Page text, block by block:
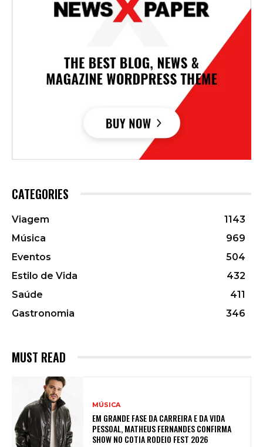
CATEGORIES
Viagem
1143
Música
969
Eventos
504
Estilo de Vida
432
Saúde
411
Gastronomia
346
MUST READ
MÚSICA
EM GRANDE FASE DA CARREIRA E DA VIDA
PESSOAL, MATHEUS FERNANDES CONFIRMA
SHOW NO COTIA RODEIO FEST 2026